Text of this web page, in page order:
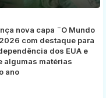
nova capa ¨O Mundo
com destaque para
dos EUA e
algumas matérias
ano